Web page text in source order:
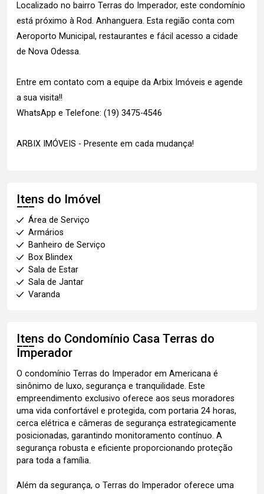
Localizado no bairro Terras do Imperador, este condomínio
está próximo à Rod. Anhanguera. Esta região conta com
Aeroporto Municipal, restaurantes e fácil acesso a cidade
de Nova Odessa.
Entre em contato com a equipe da Arbix Imóveis e agende
a sua visita!!
WhatsApp e Telefone: (19) 3475-4546
ARBIX IMÓVEIS - Presente em cada mudança!
Itens do Imóvel
Área de Serviço
Armários
Banheiro de Serviço
Box Blindex
Sala de Estar
Sala de Jantar
Varanda
Itens do Condomínio Casa Terras do
Imperador
O condomínio Terras do Imperador em Americana é
sinônimo de luxo, segurança e tranquilidade. Este
empreendimento exclusivo oferece aos seus moradores
uma vida confortável e protegida, com portaria 24 horas,
cerca elétrica e câmeras de segurança estrategicamente
posicionadas, garantindo monitoramento contínuo. A
segurança robusta e eficiente proporcionando proteção
para toda a família.
Além da segurança, o Terras do Imperador oferece uma